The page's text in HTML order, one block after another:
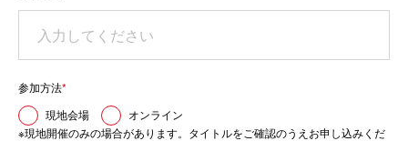
参加方法*
現地会場
オンライン
※現地開催のみの場合があります。タイトルをご確認のうえお申し込みくだ